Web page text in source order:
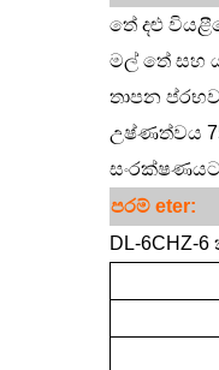
තේ දළු
මල් තේ සහ
තාපන
උෂ්ණත්වය
පරම්eter:
DL-6CHZ-